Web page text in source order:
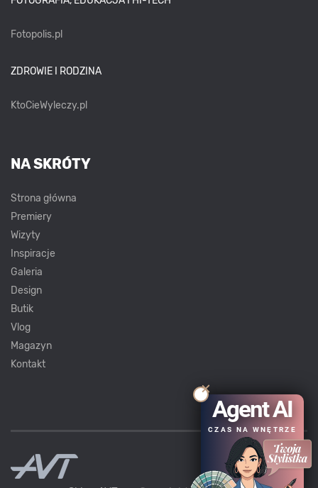
Fotopolis.pl
ZDROWIE I RODZINA
KtoCieWyleczy.pl
NA SKRÓTY
Strona główna
Premiery
Wizyty
Inspiracje
Galeria
Design
Butik
Vlog
Magazyn
Kontakt
Agent AI
CZAS NA WNĘTRZE